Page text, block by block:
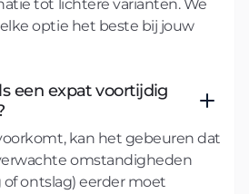
tot lichtere varianten. We
optie het beste bij jouw
een expat voortijdig
kan het gebeuren dat
omstandigheden
of ontslag) eerder moet